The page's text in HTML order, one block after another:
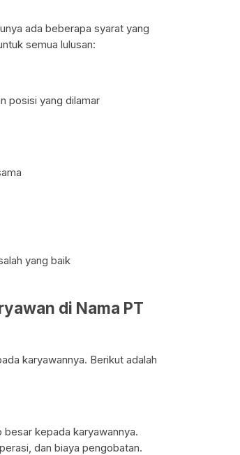
ada beberapa syarat yang
semua lulusan:
posisi yang dilamar
yang baik
di Nama PT
karyawannya. Berikut adalah
kepada karyawannya.
dan biaya pengobatan.